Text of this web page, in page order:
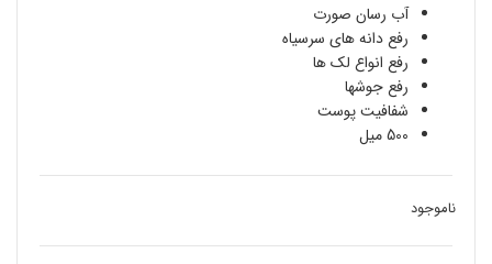
آب رسان صورت
رفع دانه های سرسیاه
رفع انواع لک ها
رفع جوشها
شفافیت پوست
500 ميل
ناموجود